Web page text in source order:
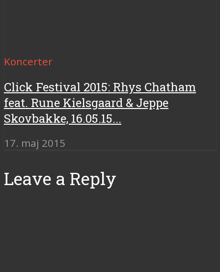
Koncerter
Click Festival 2015: Rhys Chatham
feat. Rune Kielsgaard & Jeppe
Skovbakke, 16.05.15...
17. maj 2015
Leave a Reply